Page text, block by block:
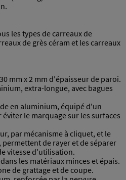
les types de carreaux de
de grès céram et les carreaux
mm x 2 mm d'épaisseur de paroi.
extra-longue, avec bagues
en aluminium, équipé d'un
le marquage sur les surfaces
par mécanisme à cliquet, et le
de rayer et de séparer
vitesse d'utilisation.
les matériaux minces et épais.
de grattage et de coupe.